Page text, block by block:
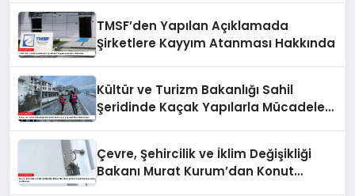
TMSF’den Yapılan Açıklamada
Şirketlere Kayyım Atanması Hakkında
Kültür ve Turizm Bakanlığı Sahil
Şeridinde Kaçak Yapılarla Mücadele
Çevre, Şehircilik ve İklim Değişikliği
Bakanı Murat Kurum’dan Konut